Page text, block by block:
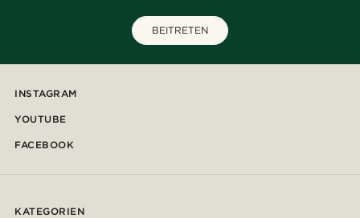
BEITRETEN
INSTAGRAM
YOUTUBE
FACEBOOK
KATEGORIEN